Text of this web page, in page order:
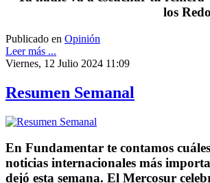
los
Publicado en Opinión
Leer más ...
Viernes, 12 Julio 2024 11:09
Resumen Semanal
En Fundamentar te contamos
noticias internacionales más
dejó esta semana. El Mercosur